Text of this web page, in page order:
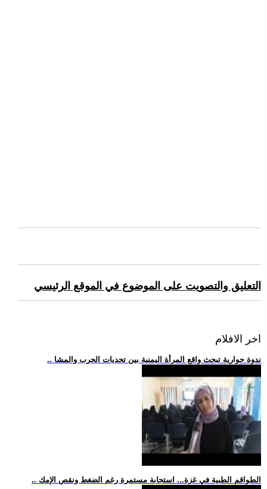
التعليق والتصويت على الموضوع في الموقع الرئيسي
اخر الافلام
.. ندوة حوارية تبحث واقع المرأة اليمنية بين تحديات الحرب والمشا
.. الطواقم الطبية في غزة... استجابة مستمرة رغم الضغط ونقص الإمك